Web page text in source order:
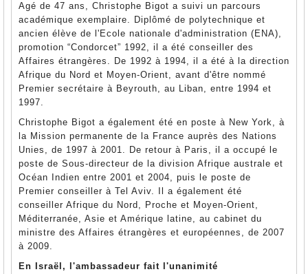
Agé de 47 ans, Christophe Bigot a suivi un parcours
académique exemplaire. Diplômé de polytechnique et
ancien élève de l'Ecole nationale d'administration (ENA),
promotion “Condorcet” 1992, il a été conseiller des
Affaires étrangères. De 1992 à 1994, il a été à la direction
Afrique du Nord et Moyen-Orient, avant d'être nommé
Premier secrétaire à Beyrouth, au Liban, entre 1994 et
1997.
Christophe Bigot a également été en poste à New York, à
la Mission permanente de la France auprès des Nations
Unies, de 1997 à 2001. De retour à Paris, il a occupé le
poste de Sous-directeur de la division Afrique australe et
Océan Indien entre 2001 et 2004, puis le poste de
Premier conseiller à Tel Aviv. Il a également été
conseiller Afrique du Nord, Proche et Moyen-Orient,
Méditerranée, Asie et Amérique latine, au cabinet du
ministre des Affaires étrangères et européennes, de 2007
à 2009.
En Israël, l'ambassadeur fait l'unanimité